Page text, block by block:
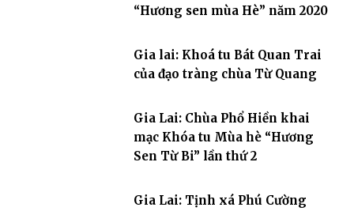
“Hương sen mùa Hè” năm 2020
Gia lai: Khoá tu Bát Quan Trai
của đạo tràng chùa Từ Quang
Gia Lai: Chùa Phổ Hiền khai
mạc Khóa tu Mùa hè “Hương
Sen Từ Bi” lần thứ 2
Gia Lai: Tịnh xá Phú Cường